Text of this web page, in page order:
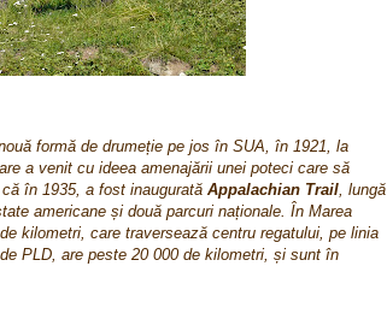
formă de drumeție pe jos în SUA, în 1921, la
a venit cu ideea amenajării unei poteci care să
în 1935, a fost inaugurată Appalachian Trail, lungă
americane și două parcuri naționale. În Marea
kilometri, care traversează centru regatului, pe linia
PLD, are peste 20 000 de kilometri, și sunt în